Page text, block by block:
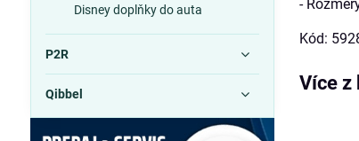
-
Kód:
Více z
Disney doplňky do auta
P2R
Qibbel